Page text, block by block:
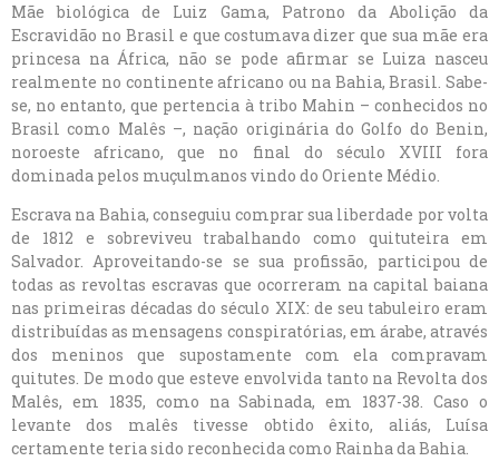
Mãe biológica de Luiz Gama, Patrono da Abolição da
Escravidão no Brasil e que costumava dizer que sua mãe era
princesa na África, não se pode afirmar se Luiza nasceu
realmente no continente africano ou na Bahia, Brasil. Sabe-
se, no entanto, que pertencia à tribo Mahin – conhecidos no
Brasil como Malês –, nação originária do Golfo do Benin,
noroeste africano, que no final do século XVIII fora
dominada pelos muçulmanos vindo do Oriente Médio.
Escrava na Bahia, conseguiu comprar sua liberdade por volta
de 1812 e sobreviveu trabalhando como quituteira em
Salvador. Aproveitando-se se sua profissão, participou de
todas as revoltas escravas que ocorreram na capital baiana
nas primeiras décadas do século XIX: de seu tabuleiro eram
distribuídas as mensagens conspiratórias, em árabe, através
dos meninos que supostamente com ela compravam
quitutes. De modo que esteve envolvida tanto na Revolta dos
Malês, em 1835, como na Sabinada, em 1837-38. Caso o
levante dos malês tivesse obtido êxito, aliás, Luísa
certamente teria sido reconhecida como Rainha da Bahia.